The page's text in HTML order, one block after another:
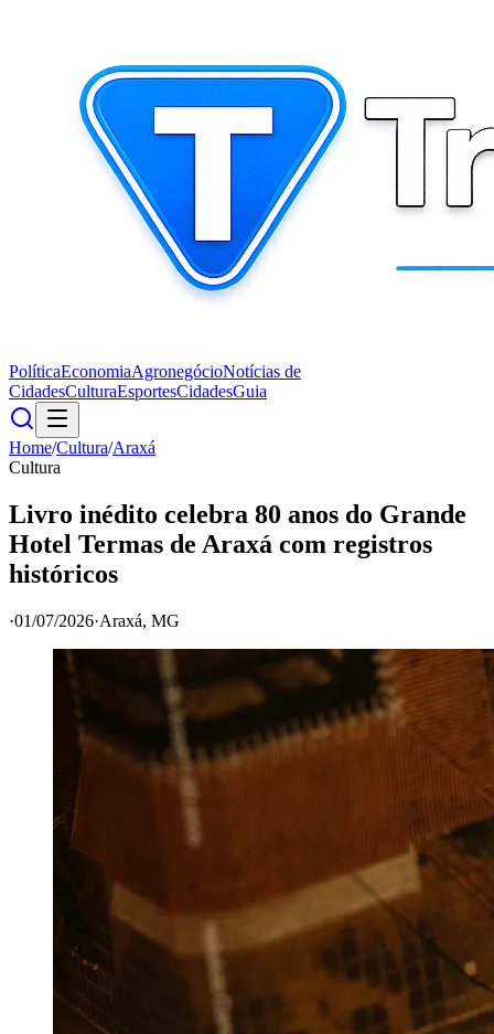
PolíticaEconomiaAgronegócioNotícias de
CidadesCulturaEsportesCidadesGuia
Home/Cultura/Araxá
Cultura
Livro inédito celebra 80 anos do Grande
Hotel Termas de Araxá com registros
históricos
·01/07/2026·Araxá, MG